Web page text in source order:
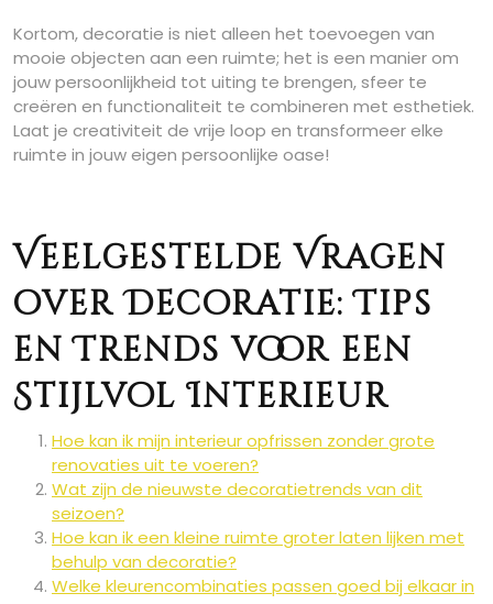
Kortom, decoratie is niet alleen het toevoegen van
mooie objecten aan een ruimte; het is een manier om
jouw persoonlijkheid tot uiting te brengen, sfeer te
creëren en functionaliteit te combineren met esthetiek.
Laat je creativiteit de vrije loop en transformeer elke
ruimte in jouw eigen persoonlijke oase!
Veelgestelde Vragen
over Decoratie: Tips
en Trends voor een
Stijlvol Interieur
Hoe kan ik mijn interieur opfrissen zonder grote
renovaties uit te voeren?
Wat zijn de nieuwste decoratietrends van dit
seizoen?
Hoe kan ik een kleine ruimte groter laten lijken met
behulp van decoratie?
Welke kleurencombinaties passen goed bij elkaar in